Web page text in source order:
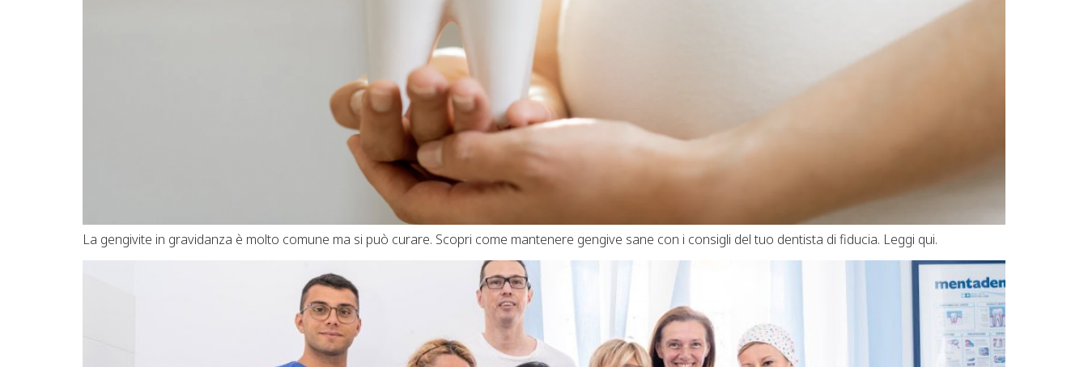
La gengivite in gravidanza è molto comune ma si può curare. Scopri come mantenere gengive sane con i consigli del tuo dentista di fiducia. Leggi qui.